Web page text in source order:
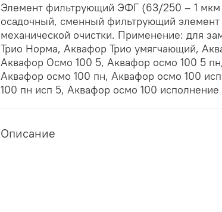
Элемент фильтрующий ЭФГ (63/250 – 1 мкм
осадочный, сменный фильтрующий
механической очистки. Применение: для
Трио Норма, Аквафор Трио умягчающий,
Аквафор Осмо 100 5, Аквафор осмо 100 5
Аквафор осмо 100 пн, Аквафор осмо 100
100 пн исп 5, Аквафор осмо 100 исполнение
Описание